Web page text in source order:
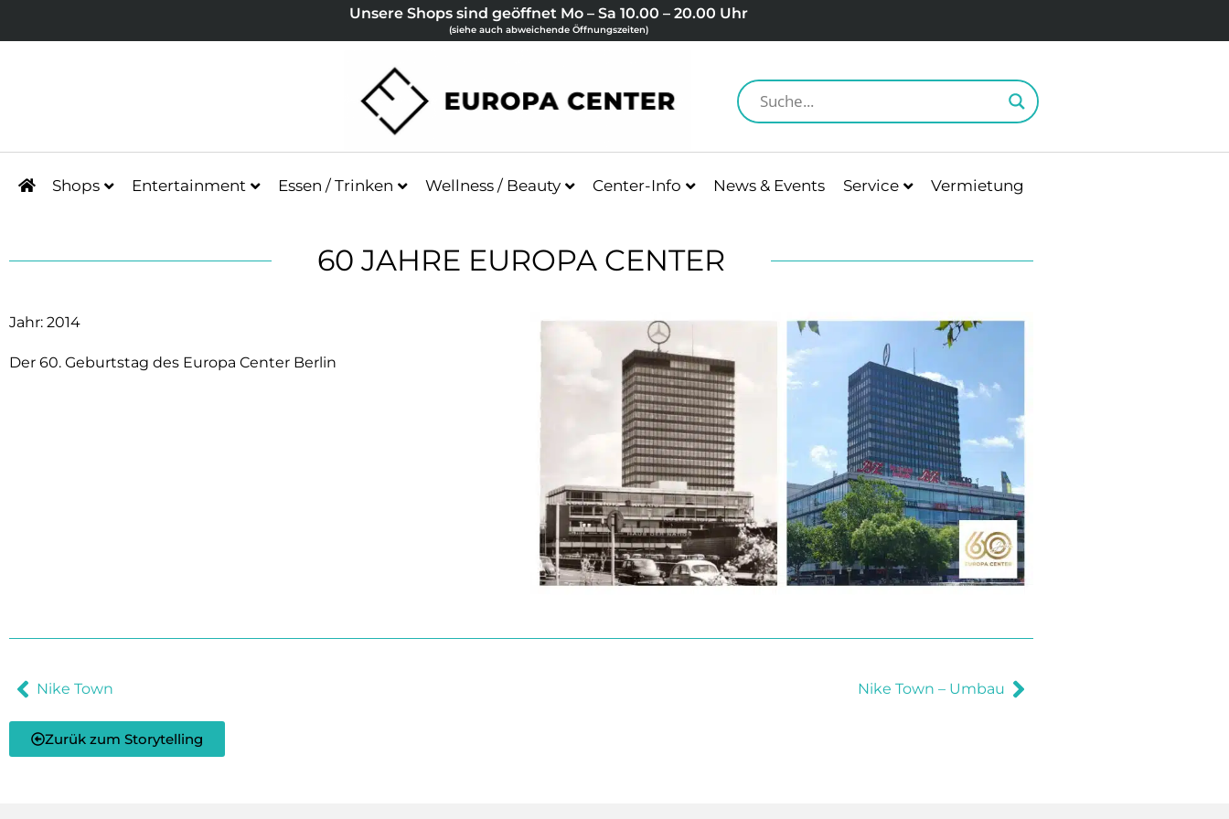
Unsere Shops sind geöffnet Mo – Sa 10.00 – 20.00 Uhr
(siehe auch abweichende Öffnungszeiten)
Shops Entertainment Essen / Trinken Wellness / Beauty Center-Info News & Events Service Vermietung
60 JAHRE EUROPA CENTER
Jahr: 2014
Der 60. Geburtstag des Europa Center Berlin
Nike Town Nike Town – Umbau
Zurük zum Storytelling